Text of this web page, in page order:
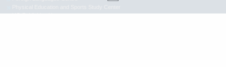
UG Publishing House